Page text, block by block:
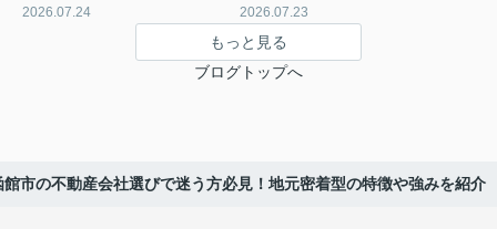
2026.07.24 2026.07.23
もっと見る
ブログトップへ
館市の不動産会社選びで迷う方必見！地元密着型の特徴や強みを紹介